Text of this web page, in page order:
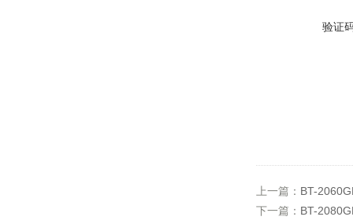
验证
上一篇： BT-
下一篇： BT-